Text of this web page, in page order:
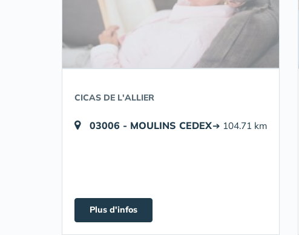
CICAS DE L'ALLIER
03006 - MOULINS CEDEX➔ 104.71 km
Plus d'infos